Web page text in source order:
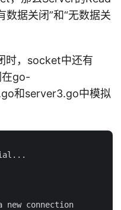
数据关闭”和“无数据关
时，socket中还有
在go-
和server3.go中模拟
new connection